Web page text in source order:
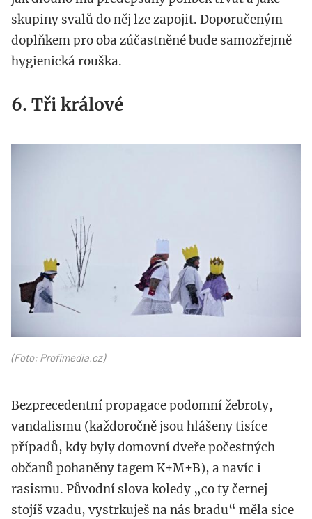
skupiny svalů do něj lze zapojit. Doporučeným
doplňkem pro oba zúčastněné bude samozřejmě
hygienická rouška.
6. Tři králové
(Foto: Profimedia.cz)
Bezprecedentní propagace podomní žebroty,
vandalismu (každoročně jsou hlášeny tisíce
případů, kdy byly domovní dveře počestných
občanů pohaněny tagem K+M+B), a navíc i
rasismu. Původní slova koledy „co ty černej
stojíš vzadu, vystrkuješ na nás bradu“ měla sice